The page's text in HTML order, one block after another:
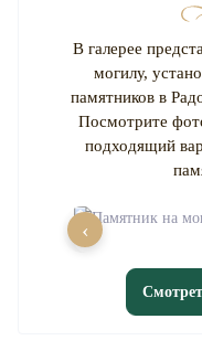
В галерее
могилу,
памятников в
Посмотрите
подходящий
‹